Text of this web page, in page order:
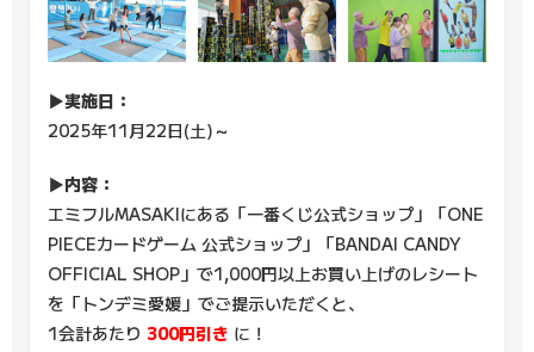
▶実施日：
2025年11月22日(土)～
▶内容：
エミフルMASAKIにある「一番くじ公式ショップ」「ONE
PIECEカードゲーム 公式ショップ」「BANDAI CANDY
OFFICIAL SHOP」で1,000円以上お買い上げのレシート
を「トンデミ愛媛」でご提示いただくと、
1会計あたり 300円引き に！